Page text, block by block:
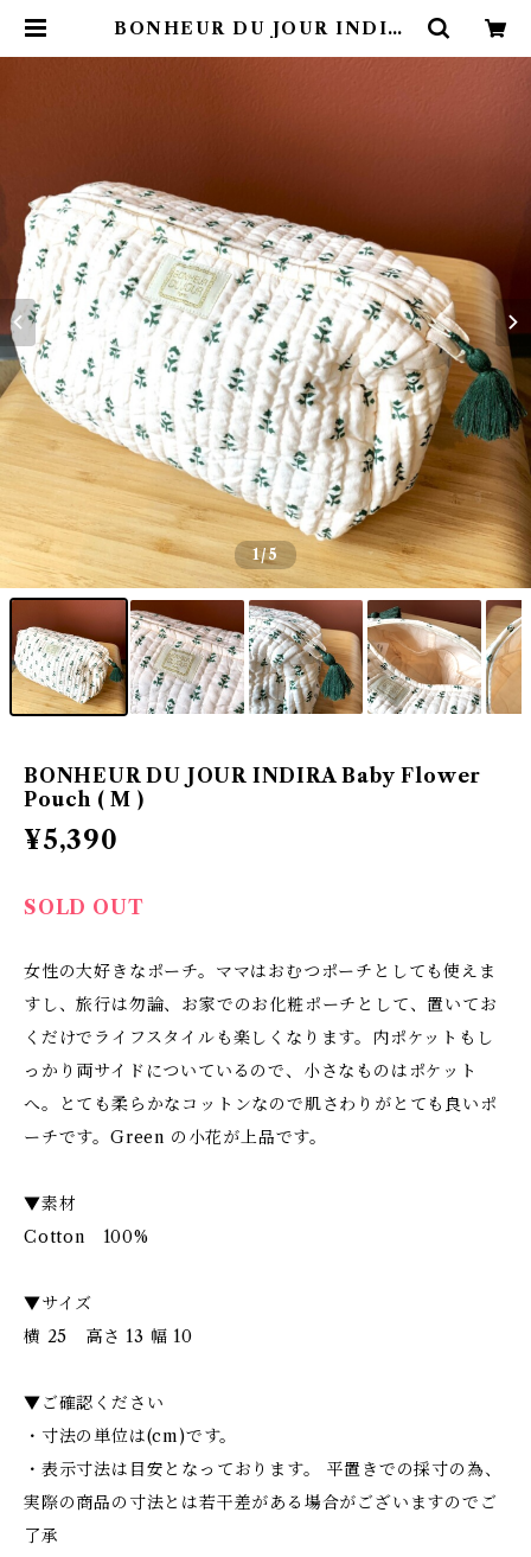
BONHEUR DU JOUR INDIRA
1/5
BONHEUR DU JOUR INDIRA Baby Flower
Pouch ( M )
¥5,390
SOLD OUT
女性の大好きなポーチ。ママはおむつポーチとしても使えま
すし、旅行は勿論、お家でのお化粧ポーチとして、置いてお
くだけでライフスタイルも楽しくなります。内ポケットもし
っかり両サイドについているので、小さなものはポケット
へ。とても柔らかなコットンなので肌さわりがとても良いポ
ーチです。Green の小花が上品です。
▼素材
Cotton 100%
▼サイズ
横 25 高さ 13 幅 10
▼ご確認ください
・寸法の単位は(cm)です。
・表示寸法は目安となっております。 平置きでの採寸の為、
実際の商品の寸法とは若干差がある場合がございますのでご
了承